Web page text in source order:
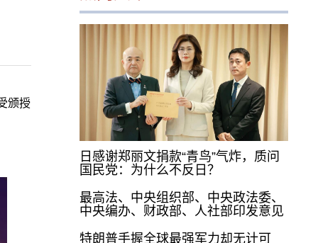
颁授
日感谢郑丽文捐款“青鸟”气炸，质问
国民党：为什么不反日？
最高法、中央组织部、中央政法委、
中央编办、财政部、人社部印发意见
特朗普手握全球最强军力却无计可